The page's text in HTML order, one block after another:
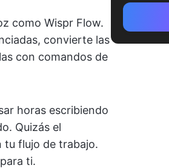
como Wispr Flow.
convierte las
con comandos de
horas escribiendo
Quizás el
tu flujo de trabajo.
ti.